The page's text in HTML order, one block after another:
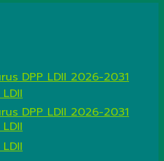
DPP LDII 2026-2031
DPP LDII 2026-2031